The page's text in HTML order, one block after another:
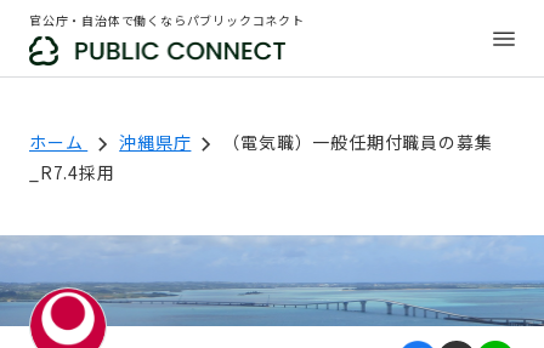
官公庁・自治体で働くならパブリックコネクト
ホーム 沖縄県庁
（電気職）一般任期付職員の募集
_R7.4採用